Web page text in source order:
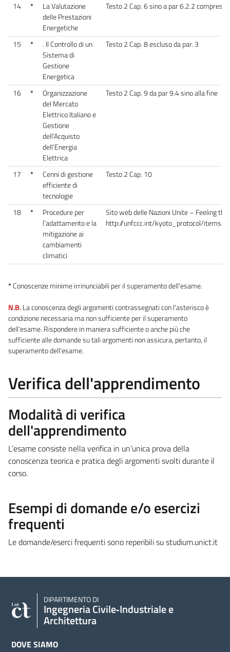
14 *
La Valutazione
delle Prestazioni
Energetiche
Testo 2 Cap. 6 sino a par 6.2.2 compreso
15 *
. Il Controllo di un
Sistema di
Gestione
Energetica
Testo 2 Cap. 8 escluso da par. 3
16 *
Organizzazione
del Mercato
Elettrico Italiano e
Gestione
dell’Acquisto
dell’Energia
Elettrica
Testo 2 Cap. 9 da par 9.4 sino alla fine
17 *
Cenni di gestione
efficiente di
tecnologie
Testo 2 Cap. 10
18 *
Procedure per
l’adattamento e la
mitigazione ai
cambiamenti
climatici
Sito web delle Nazioni Unite – Feeling
http://unfccc.int/kyoto_protocol/items/
*Conoscenze minime irrinunciabili per il superamento dell'esame.
N.B.La conoscenza degli argomenti contrassegnati con l'asterisco è
condizione necessaria ma non sufficiente per il superamento
dell'esame. Rispondere in maniera sufficiente o anche più che
sufficiente alle domande su tali argomenti non assicura, pertanto, il
superamento dell'esame.
Verifica dell'apprendimento
Modalità di verifica
dell'apprendimento
L’esame consiste nella verifica in un’unica prova della
conoscenza teorica e pratica degli argomenti svolti durante il
corso.
Esempi di domande e/o esercizi
frequenti
Le domande/eserci frequenti sono reperibili su studium.unict.it
DIPARTIMENTO DI
Ingegneria Civile‑Industriale e
Architettura
DOVE SIAMO